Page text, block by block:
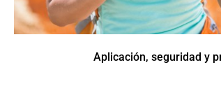
Aplicación, seguridad y